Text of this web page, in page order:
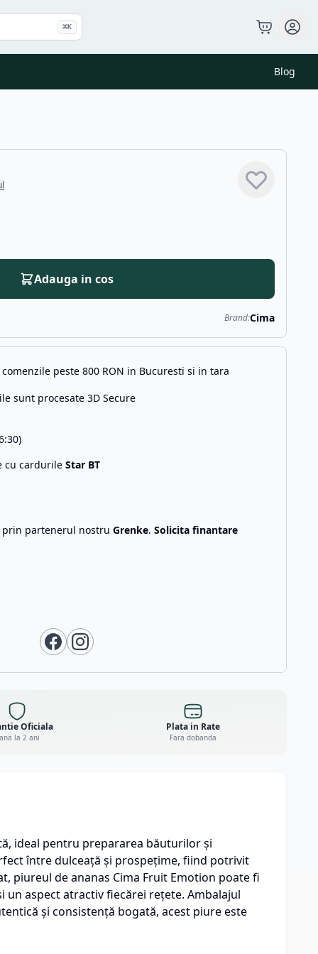
⌘K
Blog
Adauga in cos
Brand:Cima
peste 800 RON in Bucuresti si in tara
sunt procesate 3D Secure
cu cardurile Star BT
partenerul nostru Grenke. Solicita finantare
Oficiala
la 2 ani
Plata in Rate
Fara dobanda
ideal pentru prepararea băuturilor și
între dulceață și prospețime, fiind potrivit
piureul de ananas Cima Fruit Emotion poate fi
aspect atractiv fiecărei rețete. Ambalajul
și consistență bogată, acest piure este